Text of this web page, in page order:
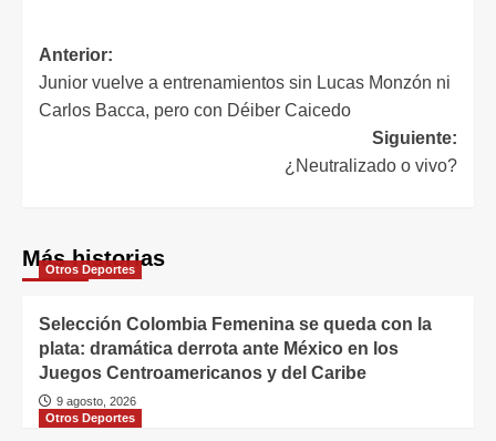
Anterior:
Junior vuelve a entrenamientos sin Lucas Monzón ni
Carlos Bacca, pero con Déiber Caicedo
Siguiente:
¿Neutralizado o vivo?
Más historias
Otros Deportes
Selección Colombia Femenina se queda con la
plata: dramática derrota ante México en los
Juegos Centroamericanos y del Caribe
9 agosto, 2026
Otros Deportes